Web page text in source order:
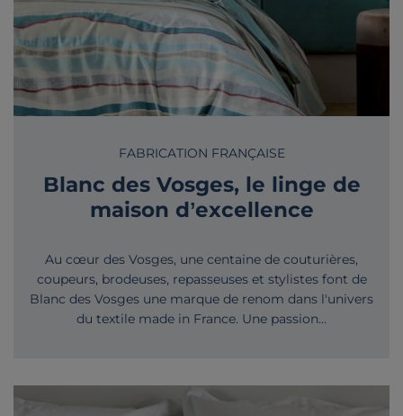
FABRICATION FRANÇAISE
Blanc des Vosges, le linge de
maison d’excellence
Au cœur des Vosges, une centaine de couturières,
coupeurs, brodeuses, repasseuses et stylistes font de
Blanc des Vosges une marque de renom dans l'univers
du textile made in France. Une passion...